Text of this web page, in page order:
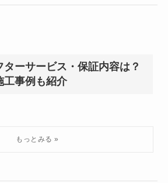
ターサービス・保証内容は？
工事例も紹介